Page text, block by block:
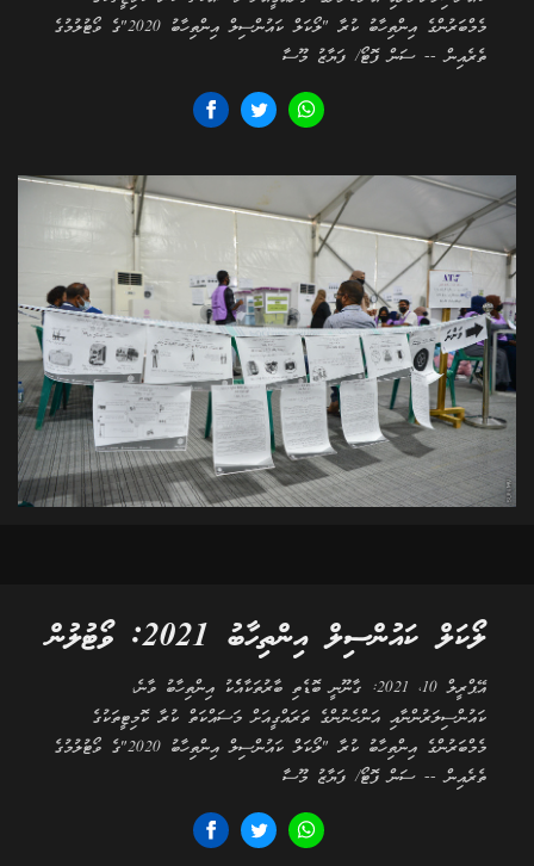
މެމްބަރުންގެ އިންތިހާބު ކުރާ "ލޯކަލް ކައުންސިލް އިންތިހާބު 2020"ގެ ވޯޓުލުމުގެ
ތެރެއިން -- ސަން ފޮޓޯ/ ފަޔާޒު މޫސާ
ލޯކަލް ކައުންސިލް އިންތިހާބު 2021: ވޯޓުލުން
އޭޕްރީލް 10، 2021: ގާނޫނީ ބޮޑެތި ބާރުތަކާއެެކު އިންތިހާބު ވާނެ،
ކައުންސިލަރުންނާއި އަންހެނުންގެ ތަރައްގީއަށް މަސައްކަތް ކުރާ ކޮމިޓީތަކުގެ
މެމްބަރުންގެ އިންތިހާބު ކުރާ "ލޯކަލް ކައުންސިލް އިންތިހާބު 2020"ގެ ވޯޓުލުމުގެ
ތެރެއިން -- ސަން ފޮޓޯ/ ފަޔާޒު މޫސާ